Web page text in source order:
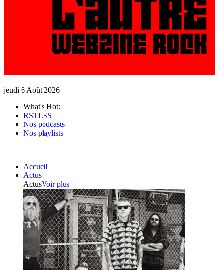
jeudi 6 Août 2026
What's Hot:
RSTLSS
Nos podcasts
Nos playlists
Accueil
Actus
ActusVoir plus